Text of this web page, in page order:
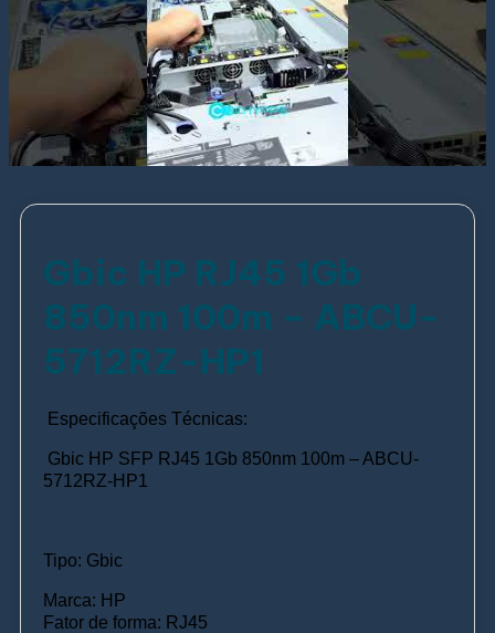
Gbic HP RJ45 1Gb
850nm 100m – ABCU-
5712RZ-HP1
Especificações Técnicas:
Gbic HP SFP RJ45 1Gb 850nm 100m – ABCU-
5712RZ-HP1
Tipo: Gbic
Marca: HP
Fator de forma: RJ45